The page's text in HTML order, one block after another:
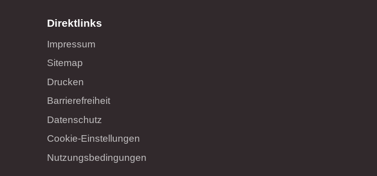
Direktlinks
Impressum
Sitemap
Drucken
Barrierefreiheit
Datenschutz
Cookie-Einstellungen
Nutzungsbedingungen